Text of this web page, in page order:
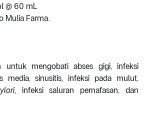
@ 60 mL
Mulia Farma.
untuk mengobati abses gigi, infeksi
media, sinusitis, infeksi pada mulut,
, infeksi saluran pernafasan, dan